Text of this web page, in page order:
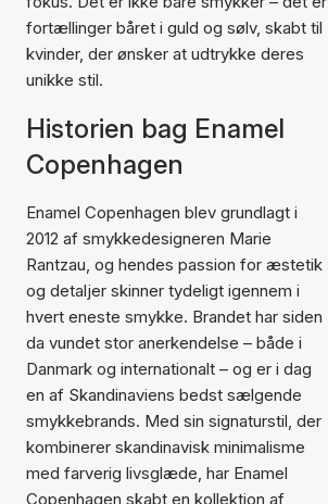
fortællinger båret i guld og sølv, skabt til
kvinder, der ønsker at udtrykke deres
unikke stil.
Historien bag Enamel
Copenhagen
Enamel Copenhagen blev grundlagt i
2012 af smykkedesigneren Marie
Rantzau, og hendes passion for æstetik
og detaljer skinner tydeligt igennem i
hvert eneste smykke. Brandet har siden
da vundet stor anerkendelse – både i
Danmark og internationalt – og er i dag
en af Skandinaviens bedst sælgende
smykkebrands. Med sin signaturstil, der
kombinerer skandinavisk minimalisme
med farverig livsglæde, har Enamel
Copenhagen skabt en kollektion af